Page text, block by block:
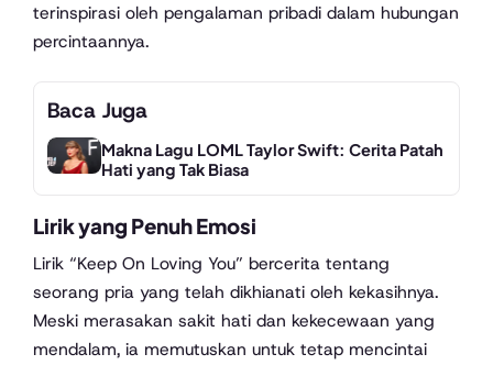
terinspirasi oleh pengalaman pribadi dalam hubungan
percintaannya.
Baca Juga
Makna Lagu LOML Taylor Swift: Cerita Patah
Hati yang Tak Biasa
Lirik yang Penuh Emosi
Lirik “Keep On Loving You” bercerita tentang
seorang pria yang telah dikhianati oleh kekasihnya.
Meski merasakan sakit hati dan kekecewaan yang
mendalam, ia memutuskan untuk tetap mencintai